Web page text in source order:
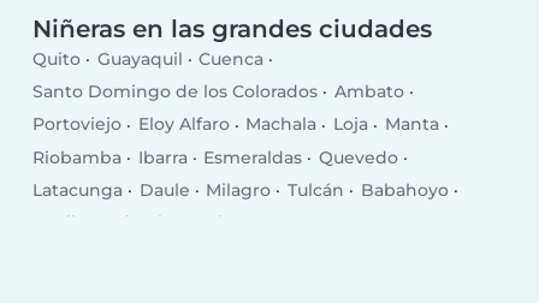
Niñeras en las grandes ciudades
Quito Guayaquil
Cuenca
Santo Domingo de los Colorados
Ambato
Portoviejo
Eloy Alfaro Machala Loja
Manta
Riobamba
Ibarra Esmeraldas
Quevedo
Latacunga
Daule Milagro Tulcán
Babahoyo
La Libertad
El Empalme